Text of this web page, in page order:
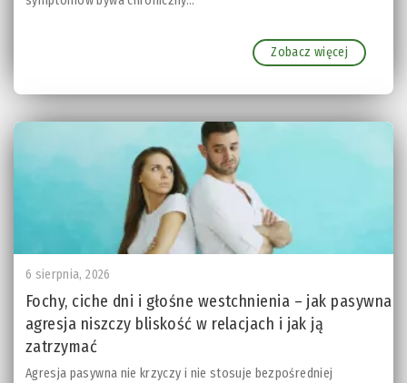
Zobacz więcej
6 sierpnia, 2026
Fochy, ciche dni i głośne westchnienia – jak pasywna
agresja niszczy bliskość w relacjach i jak ją
zatrzymać
Agresja pasywna nie krzyczy i nie stosuje bezpośredniej